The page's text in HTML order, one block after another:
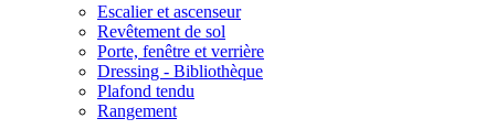
Escalier et ascenseur
Revêtement de sol
Porte, fenêtre et verrière
Dressing - Bibliothèque
Plafond tendu
Rangement